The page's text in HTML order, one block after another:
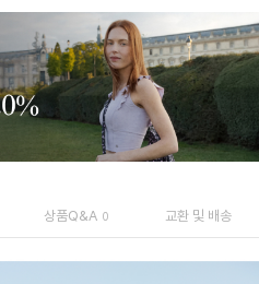
상품Q&A 0 교환 및 배송